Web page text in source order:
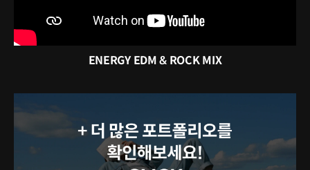
ENERGY EDM & ROCK MIX